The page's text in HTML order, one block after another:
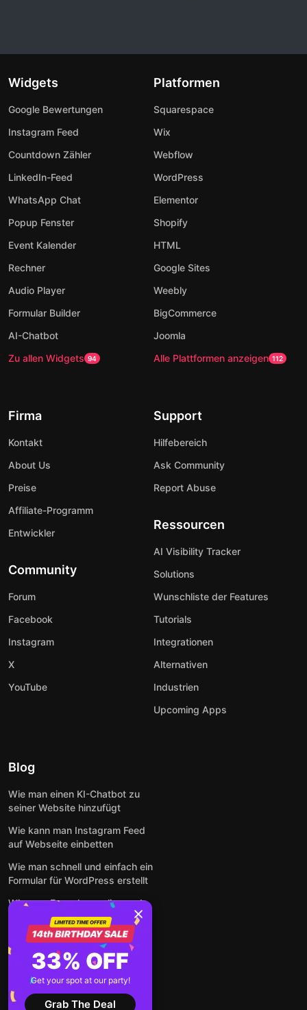
Widgets
Google Bewertungen
Instagram Feed
Countdown Zähler
LinkedIn-Feed
WhatsApp Chat
Popup Fenster
Event Kalender
Rechner
Audio Player
Formular Builder
AI-Chatbot
Zu allen Widgets 94
Platformen
Squarespace
Wix
Webflow
WordPress
Elementor
Shopify
HTML
Google Sites
Weebly
BigCommerce
Joomla
Alle Plattformen anzeigen 112
Firma
Kontakt
About Us
Preise
Affiliate-Programm
Entwickler
Community
Forum
Facebook
Instagram
X
YouTube
Support
Hilfebereich
Ask Community
Report Abuse
Ressourcen
AI Visibility Tracker
Solutions
Wunschliste der Features
Tutorials
Integrationen
Alternativen
Industrien
Upcoming Apps
Blog
Wie man einen KI-Chatbot zu
seiner Website hinzufügt
Wie kann man Instagram Feed
auf Webseite einbetten
Wie man schnell und einfach ein
Formular für WordPress erstellt
Wie man Formulare online und
kostenlos auf jeder Website
einbettet
So betten Sie Google-
Bewertungen kostenlos auf
einer Website ein
Alle Beiträge anzeigen
33% OFF
Get your spot at our party!
Grab The Deal